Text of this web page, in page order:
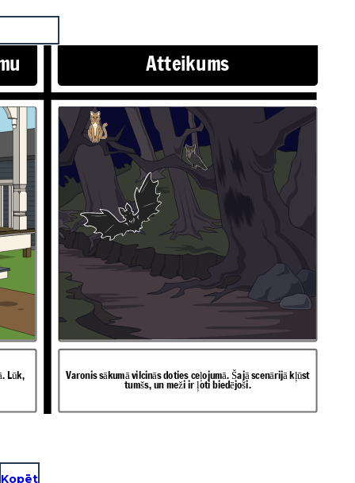
Lūk, Varonis sākumā vilcinās doties ceļojumā. Šajā scenārijā kļūst
tumšs, un meži ir ļoti biedējoši.
Atteikums
Kopēt